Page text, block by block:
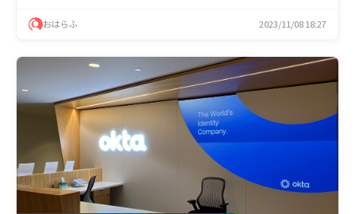
おはらふ 2023/11/08 18:27